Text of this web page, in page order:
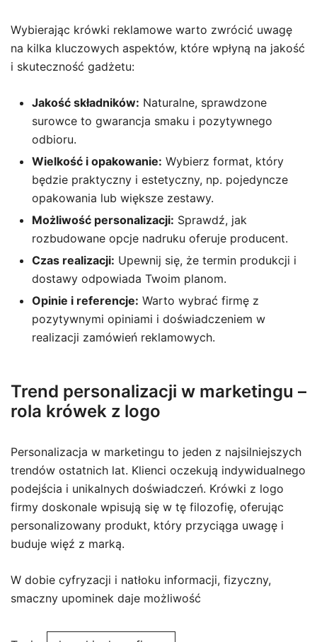
Wybierając krówki reklamowe warto zwrócić uwagę
na kilka kluczowych aspektów, które wpłyną na jakość
i skuteczność gadżetu:
Jakość składników: Naturalne, sprawdzone
surowce to gwarancja smaku i pozytywnego
odbioru.
Wielkość i opakowanie: Wybierz format, który
będzie praktyczny i estetyczny, np. pojedyncze
opakowania lub większe zestawy.
Możliwość personalizacji: Sprawdź, jak
rozbudowane opcje nadruku oferuje producent.
Czas realizacji: Upewnij się, że termin produkcji i
dostawy odpowiada Twoim planom.
Opinie i referencje: Warto wybrać firmę z
pozytywnymi opiniami i doświadczeniem w
realizacji zamówień reklamowych.
Trend personalizacji w marketingu –
rola krówek z logo
Personalizacja w marketingu to jeden z najsilniejszych
trendów ostatnich lat. Klienci oczekują indywidualnego
podejścia i unikalnych doświadczeń. Krówki z logo
firmy doskonale wpisują się w tę filozofię, oferując
personalizowany produkt, który przyciąga uwagę i
buduje więź z marką.
W dobie cyfryzacji i natłoku informacji, fizyczny,
smaczny upominek daje możliwość